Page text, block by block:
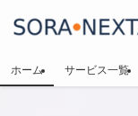
ホーム サービス一覧